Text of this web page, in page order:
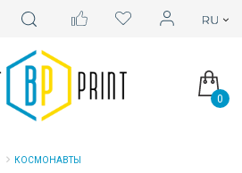
0
КОСМОНАВТЫ